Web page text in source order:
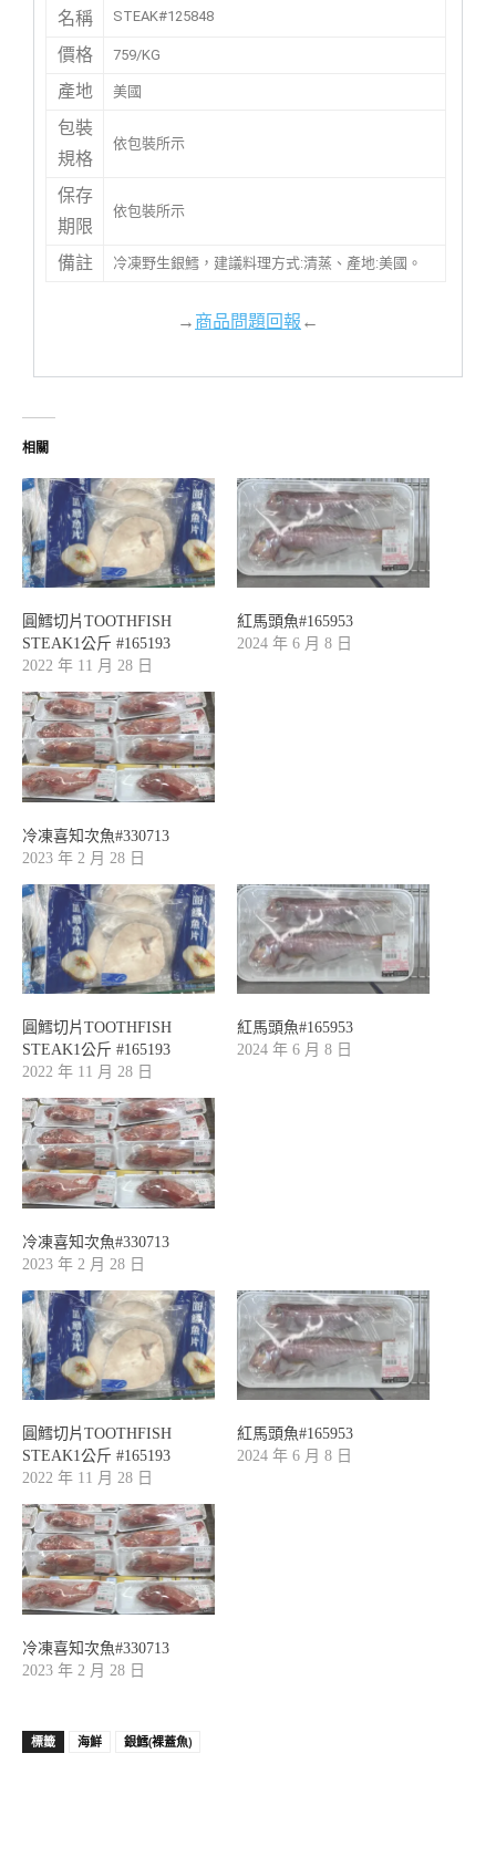
名稱
STEAK#125848
價格 759/KG
產地 美國
包裝
規格
依包裝所示
保存
期限
依包裝所示
備註 冷凍野生銀鱈，建議料理方式:清蒸、產地:美國。
→商品問題回報←
相關
圓鱈切片TOOTHFISH
STEAK1公斤 #165193
2022 年 11 月 28 日
紅馬頭魚#165953
2024 年 6 月 8 日
冷凍喜知次魚#330713
2023 年 2 月 28 日
圓鱈切片TOOTHFISH
STEAK1公斤 #165193
2022 年 11 月 28 日
紅馬頭魚#165953
2024 年 6 月 8 日
冷凍喜知次魚#330713
2023 年 2 月 28 日
圓鱈切片TOOTHFISH
STEAK1公斤 #165193
2022 年 11 月 28 日
紅馬頭魚#165953
2024 年 6 月 8 日
冷凍喜知次魚#330713
2023 年 2 月 28 日
標籤 海鮮 銀鱈(裸蓋魚)